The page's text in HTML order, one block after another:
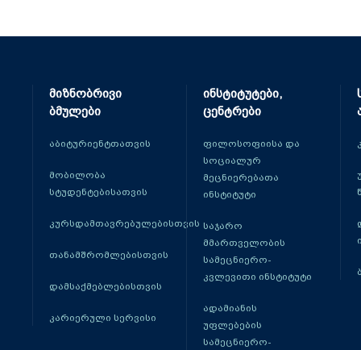
მიზნობრივი
ბმულები
აბიტურიენტთათვის
მობილობა
სტუდენტებისათვის
კურსდამთავრებულებისთვის
თანამშრომლებისთვის
დამსაქმებლებისთვის
კარიერული სერვისი
ინსტიტუტები,
ცენტრები
ფილოსოფიისა და
სოციალურ
მეცნიერებათა
ინსტიტუტი
საჯარო
მმართველობის
სამეცნიერო-
კვლევითი ინსტიტუტი
ადამიანის
უფლებების
სამეცნიერო-